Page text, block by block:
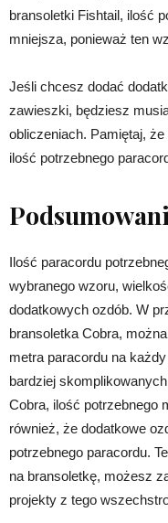
bransoletki Fishtail, ilość
mniejsza, ponieważ ten
Jeśli chcesz dodać
zawieszki, będziesz
obliczeniach. Pamiętaj,
ilość potrzebnego
Ilość paracordu
wybranego wzoru,
dodatkowych ozdób. W
bransoletka Cobra,
metra paracordu na
bardziej
Cobra, ilość potrzebnego
również, że dodatkowe
potrzebnego paracordu.
na bransoletkę, możesz
projekty z tego